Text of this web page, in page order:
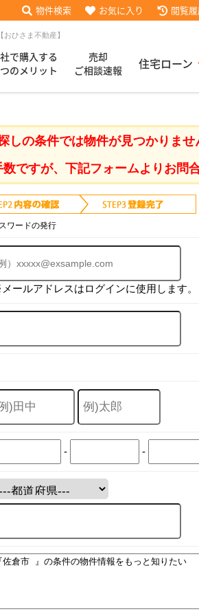
ひさま不動産】
物件検索 お気に入り 閲覧
で購入する
のメリット
売却
ご相談速報
住宅ローン
様の声 当社の歩み 履歴
協力業者様募集 ローコ
しの条件では物件が見つかりませ
数ですが、下記フォームよりお問
ワードの発行
ールアドレスはログインに使用します。
- -